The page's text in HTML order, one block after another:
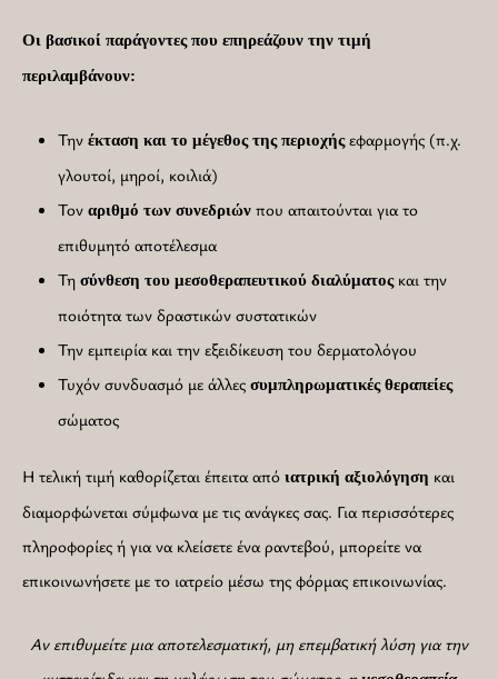
Οι βασικοί παράγοντες που επηρεάζουν την τιμή
περιλαμβάνουν:
Την έκταση και το μέγεθος της περιοχήςεφαρμογής (π.χ.
γλουτοί, μηροί, κοιλιά)
Τον αριθμό των συνεδριών που απαιτούνται για το
επιθυμητό αποτέλεσμα
Τη σύνθεση του μεσοθεραπευτικού διαλύματοςκαι την
ποιότητα των δραστικών συστατικών
Την εμπειρία και την εξειδίκευση του δερματολόγου
Τυχόν συνδυασμό με άλλες συμπληρωματικές θεραπείες
σώματος
Η τελική τιμή καθορίζεται έπειτα από ιατρική αξιολόγηση και
διαμορφώνεται σύμφωνα με τις ανάγκες σας. Για περισσότερες
πληροφορίες ή για να κλείσετε ένα ραντεβού, μπορείτε να
επικοινωνήσετε με το ιατρείο μέσω της φόρμας επικοινωνίας.
Αν επιθυμείτε μια αποτελεσματική, μη επεμβατική λύση για την